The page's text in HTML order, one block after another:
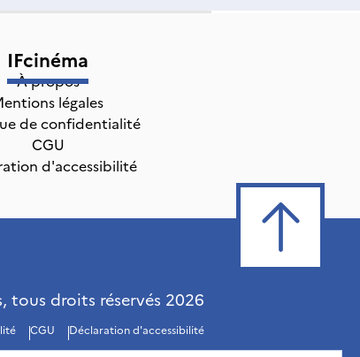
IFcinéma
À propos
légales
de confidentialité
CGU
d'accessibilité
tous droits réservés 2026
CGU Déclaration d'accessibilité